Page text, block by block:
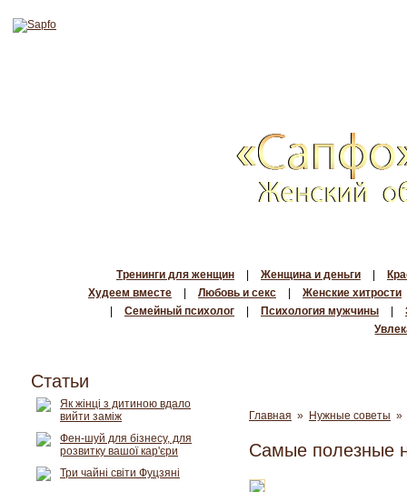
Тренинги для женщин Женщина и деньги
Худеем вместе
Любовь и секс
Женские хитрости
Семейный психолог Психология мужчины
Главная » Нужные советы »
Самые полезные
Статьи
Як жінці з дитиною вдало
вийти заміж
Фен-шуй для бізнесу, для
розвитку вашої кар'єри
Три чайні світи Фуцзяні